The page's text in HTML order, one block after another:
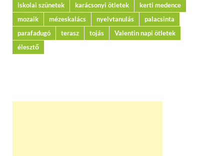
iskolai szünetek
karácsonyi ötletek
kerti medence
mozaik
mézeskalács nyelvtanulás
palacsinta
parafadugó
terasz tojás
Valentin napi ötletek
élesztő